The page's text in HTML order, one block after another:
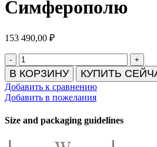
Симферополю
153 490,00 ₽
Количество
товара
Стол
холодильный
HICOLD
111/TN
В КОРЗИНУ КУПИТЬ
Добавить к сравнению
Добавить в пожелания
Size and packaging guidelines